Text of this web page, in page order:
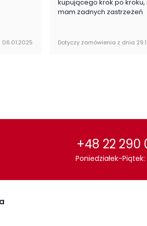
kupującego krok po kroku,
mam żadnych zastrzeżeń
Dotyczy zamówienia z dnia
+48 22 290
Poniedziałek-Piątek: